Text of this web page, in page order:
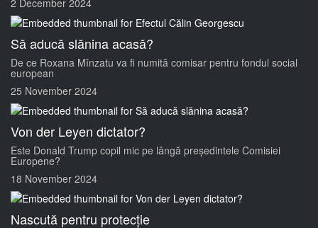
2 December 2024
Să aducă slănina acasă?
De ce Roxana Mînzatu va fi numită comisar pentru fondul social
european
25 November 2024
Von der Leyen dictator?
Este Donald Trump copil mic pe lângă președintele Comisiei
Europene?
18 November 2024
Nascută pentru protecție